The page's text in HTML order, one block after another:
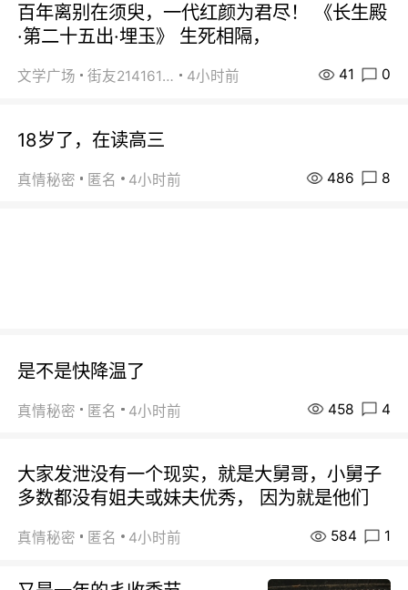
百年离别在须臾，一代红颜为君尽！ 《长生殿
·第二十五出·埋玉》 生死相隔，
文学广场 街友21416156 4小时前 41 0
18岁了，在读高三
真情秘密 匿名 4小时前 486 8
是不是快降温了
真情秘密 匿名 4小时前 458 4
大家发泄没有一个现实，就是大舅哥，小舅子
多数都没有姐夫或妹夫优秀， 因为就是他们
真情秘密 匿名 4小时前 584 1